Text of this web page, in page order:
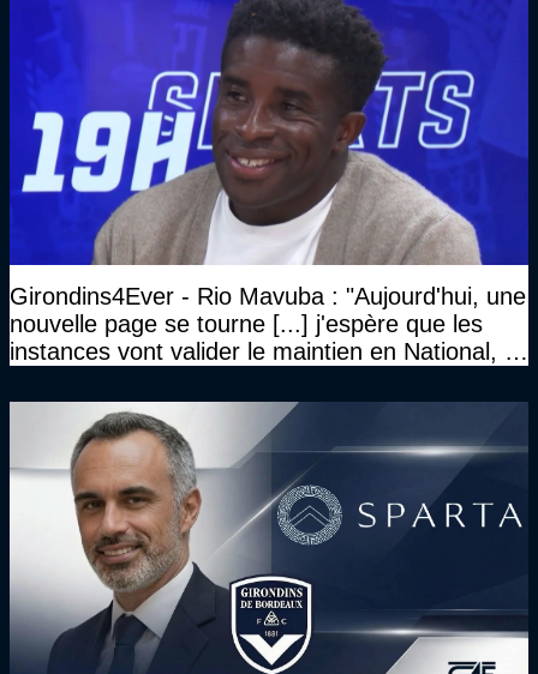
Girondins4Ever - Rio Mavuba : "Aujourd'hui, une
nouvelle page se tourne [...] j'espère que les
instances vont valider le maintien en National, et
haut niveau"